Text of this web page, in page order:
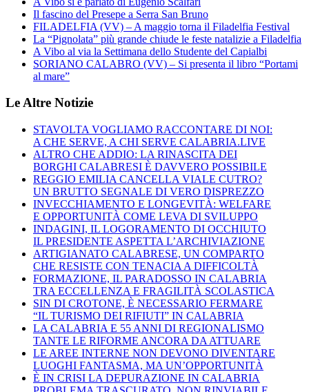
Il fascino del Presepe a Serra San Bruno
FILADELFIA (VV) – A maggio torna il Filadelfia Festival
La “Pignolata” più grande chiude le feste natalizie a Filadelfia
A Vibo al via la Settimana dello Studente del Capialbi
SORIANO CALABRO (VV) – Si presenta il libro “Portami
al mare”
Le Altre Notizie
STAVOLTA VOGLIAMO RACCONTARE DI NOI:
A CHE SERVE, A CHI SERVE CALABRIA.LIVE
ALTRO CHE ADDIO: LA RINASCITA DEI
BORGHI CALABRESI È DAVVERO POSSIBILE
REGGIO EMILIA CANCELLA VIALE CUTRO?
UN BRUTTO SEGNALE DI VERO DISPREZZO
INVECCHIAMENTO E LONGEVITÀ: WELFARE
E OPPORTUNITÀ COME LEVA DI SVILUPPO
INDAGINI, IL LOGORAMENTO DI OCCHIUTO
IL PRESIDENTE ASPETTA L’ARCHIVIAZIONE
ARTIGIANATO CALABRESE, UN COMPARTO
CHE RESISTE CON TENACIA A DIFFICOLTÀ
FORMAZIONE, IL PARADOSSO IN CALABRIA
TRA ECCELLENZA E FRAGILITÀ SCOLASTICA
SIN DI CROTONE, È NECESSARIO FERMARE
“IL TURISMO DEI RIFIUTI” IN CALABRIA
LA CALABRIA E 55 ANNI DI REGIONALISMO
TANTE LE RIFORME ANCORA DA ATTUARE
LE AREE INTERNE NON DEVONO DIVENTARE
LUOGHI FANTASMA, MA UN’OPPORTUNITÀ
È IN CRISI LA DEPURAZIONE IN CALABRIA